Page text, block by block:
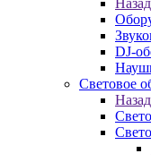
Назад
DJ-
Световое
Назад